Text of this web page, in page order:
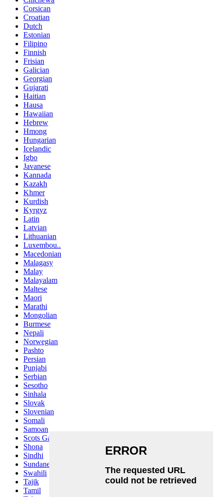
Corsican
Croatian
Dutch
Estonian
Filipino
Finnish
Frisian
Galician
Georgian
Gujarati
Haitian
Hausa
Hawaiian
Hebrew
Hmong
Hungarian
Icelandic
Igbo
Javanese
Kannada
Kazakh
Khmer
Kurdish
Kyrgyz
Latin
Latvian
Lithuanian
Luxembou..
Macedonian
Malagasy
Malay
Malayalam
Maltese
Maori
Marathi
Mongolian
Burmese
Nepali
Norwegian
Pashto
Persian
Punjabi
Serbian
Sesotho
Sinhala
Slovak
Slovenian
Somali
Samoan
Scots Gaelic
Shona
Sindhi
Sundanese
Swahili
Tajik
Tamil